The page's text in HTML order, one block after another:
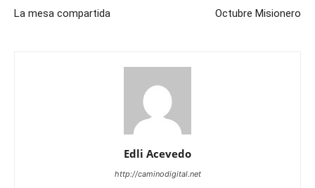
La mesa compartida Octubre Misionero
Edli Acevedo
http://caminodigital.net